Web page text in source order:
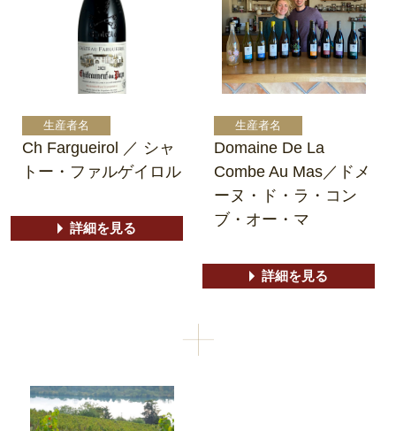
Ch Fargueirol ／ シャ
トー・ファルゲイロル
詳細を見る
Domaine De La
Combe Au Mas／ドメ
ーヌ・ド・ラ・コン
ブ・オー・マ
詳細を見る